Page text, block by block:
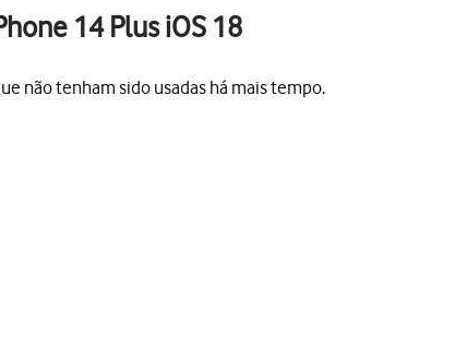
14 Plus iOS 18
não tenham sido usadas há mais tempo.